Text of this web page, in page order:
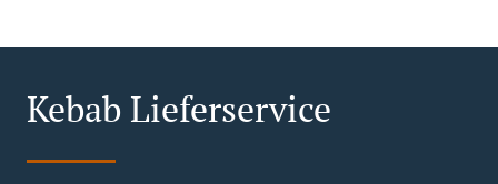
Kebab Lieferservice